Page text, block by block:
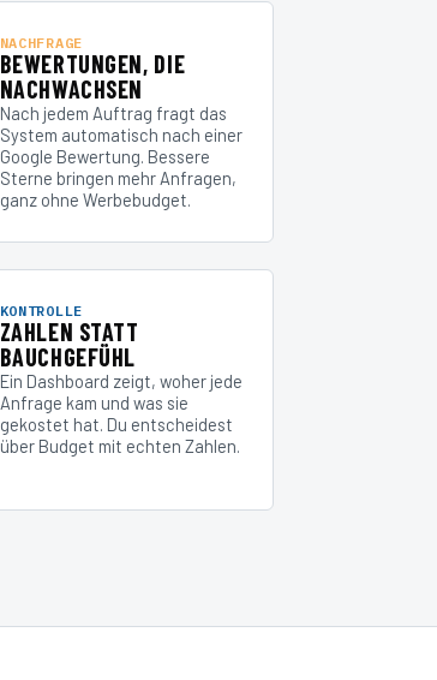
NACHFRAGE
BEWERTUNGEN, DIE
NACHWACHSEN
Nach jedem Auftrag fragt das
System automatisch nach einer
Google Bewertung. Bessere
Sterne bringen mehr Anfragen,
ganz ohne Werbebudget.
KONTROLLE
ZAHLEN STATT
BAUCHGEFÜHL
Ein Dashboard zeigt, woher jede
Anfrage kam und was sie
gekostet hat. Du entscheidest
über Budget mit echten Zahlen.